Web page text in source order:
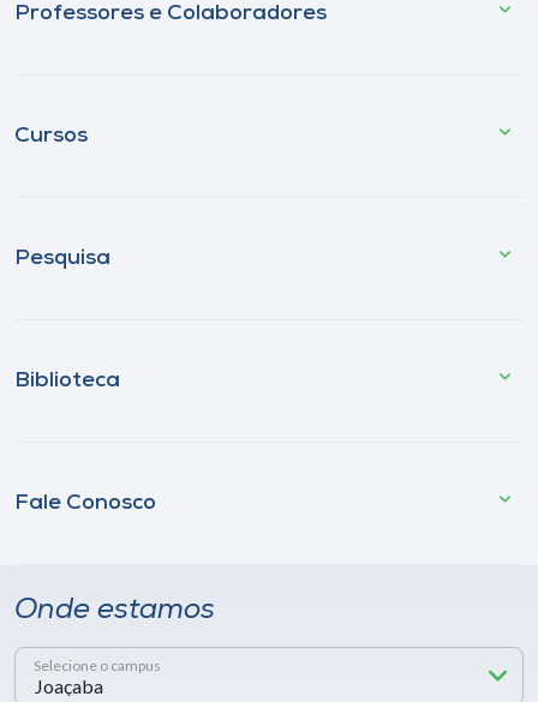
Professores e Colaboradores
Cursos
Pesquisa
Biblioteca
Fale Conosco
Onde estamos
Selecione o campus